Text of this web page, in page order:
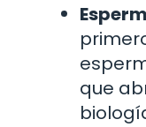
que